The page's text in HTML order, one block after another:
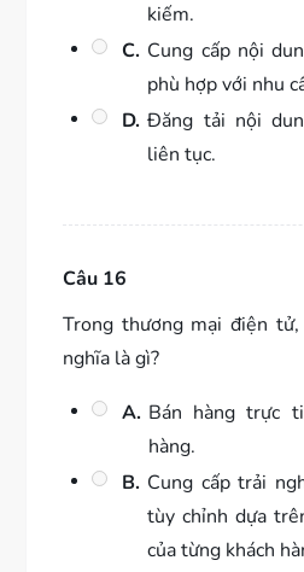
kiếm.
C. Cung cấp nội
phù hợp với nhu
D. Đăng tải nội
liên tục.
Câu 16
Trong thương mại điện
nghĩa là gì?
A. Bán hàng trực
hàng.
B. Cung cấp trải
tùy chỉnh dựa
của từng khách